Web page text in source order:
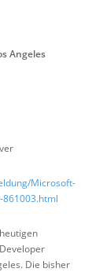
Angeles
Microsoft-
861003.html
Die bisher